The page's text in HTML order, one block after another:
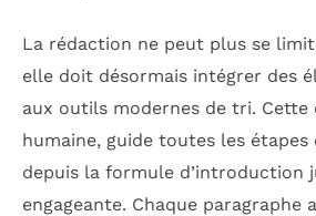
La rédaction ne peut plus se
elle doit désormais intégrer des
aux outils modernes de tri.
humaine, guide toutes les étapes
depuis la formule d’introduction
engageante. Chaque paragraphe